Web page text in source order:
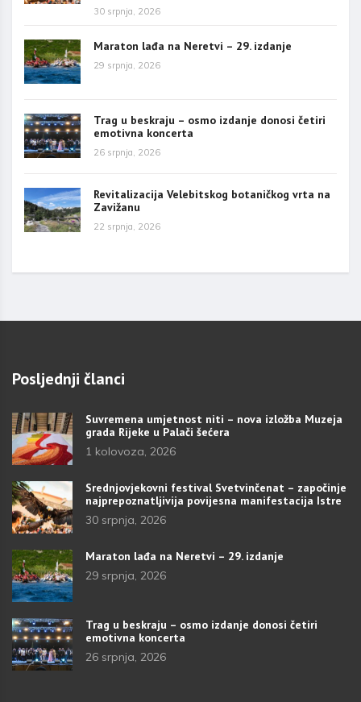
30 srpnja, 2026
Maraton lađa na Neretvi – 29. izdanje
29 srpnja, 2026
Trag u beskraju – osmo izdanje donosi četiri
emotivna koncerta
26 srpnja, 2026
Revitalizacija Velebitskog botaničkog vrta na
Zavižanu
22 srpnja, 2026
Posljednji članci
Suvremena umjetnost niti – nova izložba Muzeja
grada Rijeke u Palači šećera
1 kolovoza, 2026
Srednjovjekovni festival Svetvinčenat – započinje
najprepoznatljivija povijesna manifestacija Istre
30 srpnja, 2026
Maraton lađa na Neretvi – 29. izdanje
29 srpnja, 2026
Trag u beskraju – osmo izdanje donosi četiri
emotivna koncerta
26 srpnja, 2026